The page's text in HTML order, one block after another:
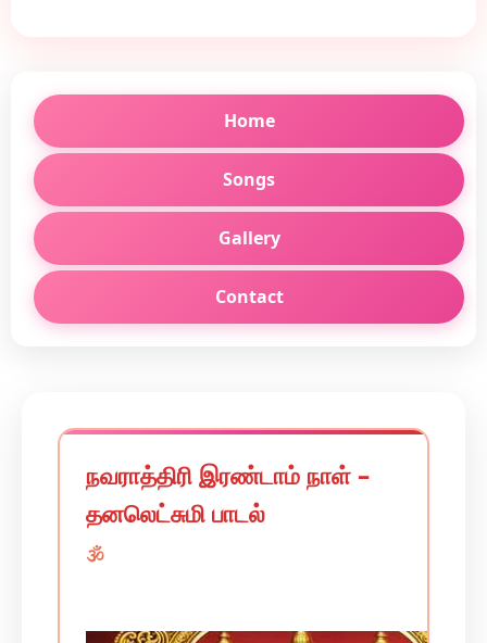
Home
Songs
Gallery
Contact
நவராத்திரி இரண்டாம் நாள் –
தனலெட்சுமி பாடல்
🕉️